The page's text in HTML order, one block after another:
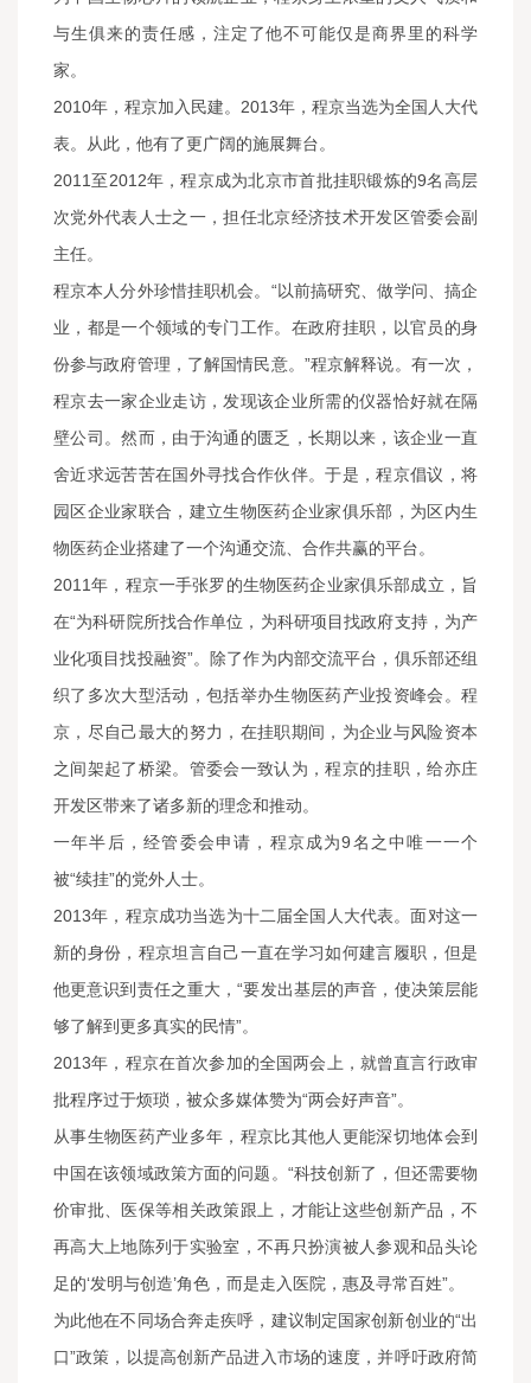
与生俱来的责任感，注定了他不可能仅是商界里的科学
家。
2010年，程京加入民建。2013年，程京当选为全国人大代
表。从此，他有了更广阔的施展舞台。
2011至2012年，程京成为北京市首批挂职锻炼的9名高层
次党外代表人士之一，担任北京经济技术开发区管委会副
主任。
程京本人分外珍惜挂职机会。“以前搞研究、做学问、搞企
业，都是一个领域的专门工作。在政府挂职，以官员的身
份参与政府管理，了解国情民意。”程京解释说。有一次，
程京去一家企业走访，发现该企业所需的仪器恰好就在隔
壁公司。然而，由于沟通的匮乏，长期以来，该企业一直
舍近求远苦苦在国外寻找合作伙伴。于是，程京倡议，将
园区企业家联合，建立生物医药企业家俱乐部，为区内生
物医药企业搭建了一个沟通交流、合作共赢的平台。
2011年，程京一手张罗的生物医药企业家俱乐部成立，旨
在“为科研院所找合作单位，为科研项目找政府支持，为产
业化项目找投融资”。除了作为内部交流平台，俱乐部还组
织了多次大型活动，包括举办生物医药产业投资峰会。程
京，尽自己最大的努力，在挂职期间，为企业与风险资本
之间架起了桥梁。管委会一致认为，程京的挂职，给亦庄
开发区带来了诸多新的理念和推动。
一年半后，经管委会申请，程京成为9名之中唯一一个
被“续挂”的党外人士。
2013年，程京成功当选为十二届全国人大代表。面对这一
新的身份，程京坦言自己一直在学习如何建言履职，但是
他更意识到责任之重大，“要发出基层的声音，使决策层能
够了解到更多真实的民情”。
2013年，程京在首次参加的全国两会上，就曾直言行政审
批程序过于烦琐，被众多媒体赞为“两会好声音”。
从事生物医药产业多年，程京比其他人更能深切地体会到
中国在该领域政策方面的问题。“科技创新了，但还需要物
价审批、医保等相关政策跟上，才能让这些创新产品，不
再高大上地陈列于实验室，不再只扮演被人参观和品头论
足的‘发明与创造’角色，而是走入医院，惠及寻常百姓”。
为此他在不同场合奔走疾呼，建议制定国家创新创业的“出
口”政策，以提高创新产品进入市场的速度，并呼吁政府简